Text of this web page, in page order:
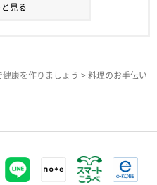
見る
健康を作りましょう > 料理のお手伝い